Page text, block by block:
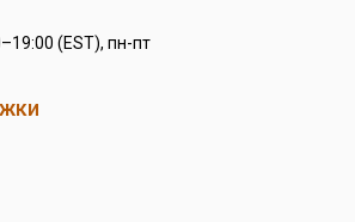
(EST), пн-пт